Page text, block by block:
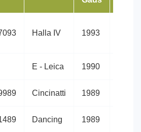
Halla IV 1993
E - Leica 1990
Cincinatti 1989
Dancing 1989